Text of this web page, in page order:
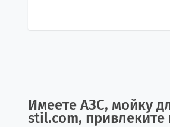
Имеете АЗС, мойку
stil.com, привлеките